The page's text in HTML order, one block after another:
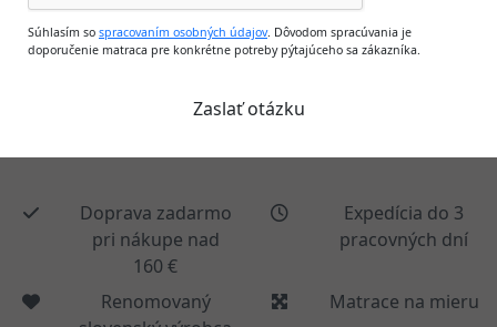
Súhlasím so spracovaním osobných údajov. Dôvodom spracúvania je
doporučenie matraca pre konkrétne potreby pýtajúceho sa zákazníka.
Doprava zadarmo
pri nákupe nad
160 €
Expedícia do 3
pracovných dní
Renomovaný
Matrace na mieru